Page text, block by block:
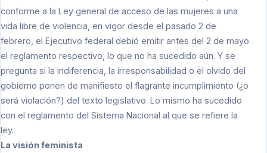
conforme a la Ley general de acceso de las mujeres a una
vida libre de violencia, en vigor desde el pasado 2 de
febrero, el Ejecutivo federal debió emitir antes del 2 de mayo
el reglamento respectivo, lo que no ha sucedido aún. Y se
pregunta si la indiferencia, la irresponsabilidad o el olvido del
gobierno ponen de manifiesto el flagrante incumplimiento (¿o
será violación?) del texto legislativo. Lo mismo ha sucedido
con el reglamento del Sistema Nacional al que se refiere la
ley.
La visión feminista